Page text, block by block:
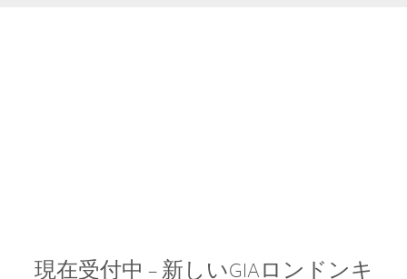
現在受付中 – 新しいGIAロンドンキ